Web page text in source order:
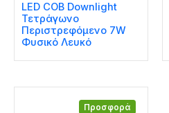
LED COB Downlight
Τετράγωνο
Περιστρεφόμενο 7W
Φυσικό Λευκό
Προσφορά